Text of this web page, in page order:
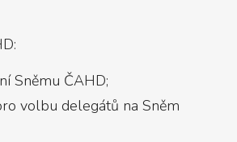
Sněmu ČAHD;
volbu delegátů na Sněm